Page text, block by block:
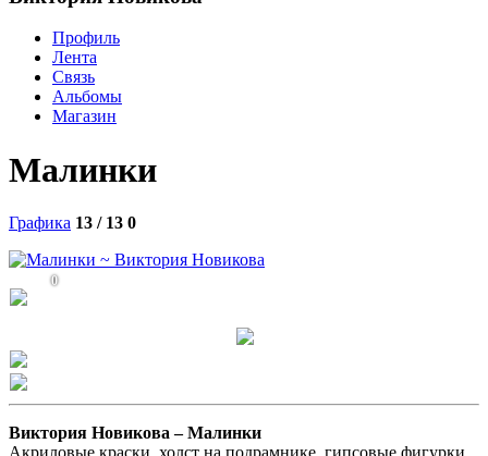
Профиль
Лента
Связь
Альбомы
Магазин
Малинки
Графика 13 / 13 0
0
Виктория Новикова –Малинки